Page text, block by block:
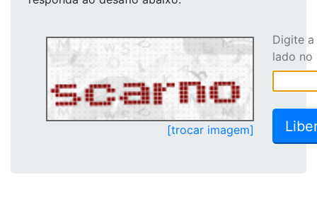
[trocar imagem]
Digite
lado no